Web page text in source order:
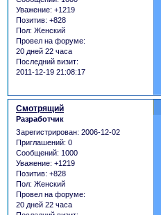
Уважение: +1219
Позитив: +828
Пол: Женский
Провел на форуме:
20 дней 22 часа
Последний визит:
2011-12-19 21:08:17
Смотрящий
Разработчик
Зарегистрирован: 2006-12-02
Приглашений: 0
Сообщений: 1000
Уважение: +1219
Позитив: +828
Пол: Женский
Провел на форуме:
20 дней 22 часа